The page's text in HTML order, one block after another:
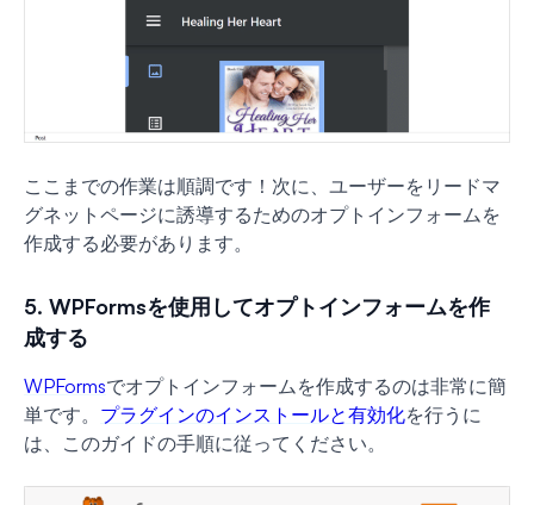
ここまでの作業は順調です！次に、ユーザーをリードマ
グネットページに誘導するためのオプトインフォームを
作成する必要があります。
5. WPFormsを使用してオプトインフォームを作
成する
WPFormsでオプトインフォームを作成するのは非常に簡
単です。 プラグインのインストールと有効化を行うに
は、このガイドの手順に従ってください。